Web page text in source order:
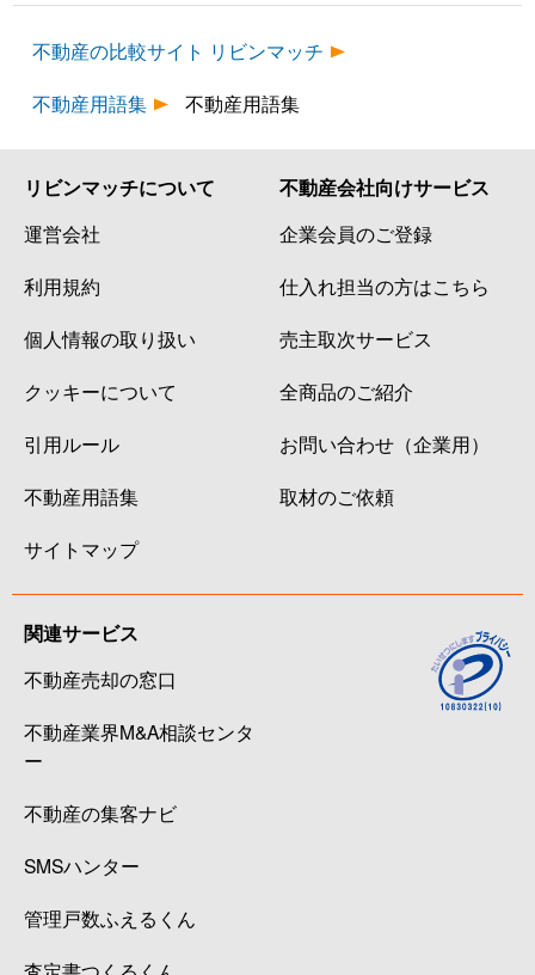
不動産の比較サイト リビンマッチ
不動産用語集
不動産用語集
リビンマッチについて
運営会社
利用規約
個人情報の取り扱い
クッキーについて
引用ルール
不動産用語集
サイトマップ
不動産会社向けサービス
企業会員のご登録
仕入れ担当の方はこちら
売主取次サービス
全商品のご紹介
お問い合わせ（企業用）
取材のご依頼
関連サービス
不動産売却の窓口
不動産業界M&A相談センタ
ー
不動産の集客ナビ
SMSハンター
管理戸数ふえるくん